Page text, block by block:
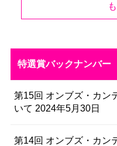
特選賞バックナンバー
第15回 オンブズ・カン
いて 2024年5月30日
第14回 オンブズ・カン